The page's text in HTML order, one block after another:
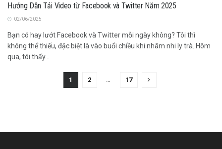
Hướng Dẫn Tải Video từ Facebook và Twitter Năm 2025
02/06/2025
Bạn có hay lướt Facebook và Twitter mỗi ngày không? Tôi thì
không thể thiếu, đặc biệt là vào buổi chiều khi nhâm nhi ly trà. Hôm
qua, tôi thấy...
1 2 17